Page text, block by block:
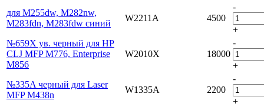
для M255dw, M282nw,
M283fdn, M283fdw синий
W2211A 4500
-
+
№659X ув. черный для HP
CLJ MFP M776, Enterprise
M856
W2010X 18000
-
+
№335A черный для Laser
MFP M438n
W1335A 2200
-
+